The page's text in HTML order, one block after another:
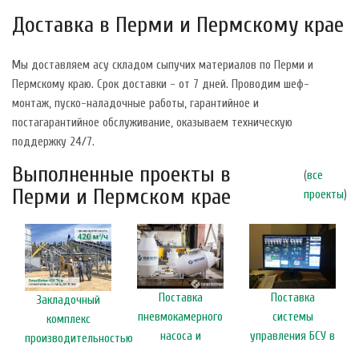
Доставка в Перми и Пермскому крае
Мы доставляем асу складом сыпучих материалов по Перми и
Пермскому краю. Срок доставки - от 7 дней. Проводим шеф-
монтаж, пуско-наладочные работы, гарантийное и
постагарантийное обслуживание, оказываем техническую
поддержку 24/7.
Выполненные проекты в
Перми и Пермском крае
(все
проекты)
Закладочный
комплекс
производительностью
Поставка
пневмокамерного
насоса и
Поставка
системы
управления БСУ в